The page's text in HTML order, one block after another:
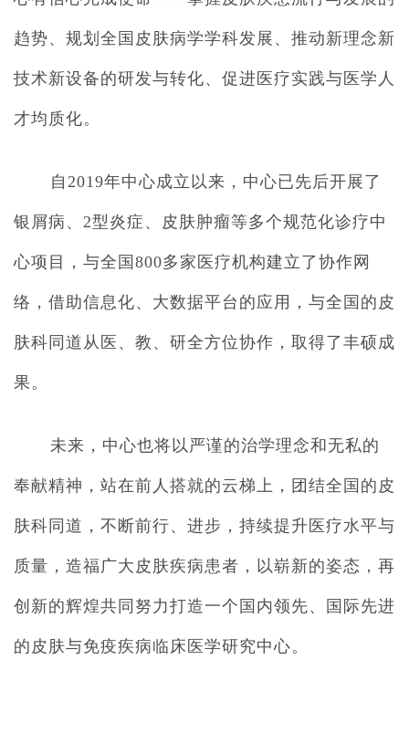
趋势、规划全国皮肤病学学科发展、推动新理念新
技术新设备的研发与转化、促进医疗实践与医学人
才均质化。
自2019年中心成立以来，中心已先后开展了
银屑病、2型炎症、皮肤肿瘤等多个规范化诊疗中
心项目，与全国800多家医疗机构建立了协作网
络，借助信息化、大数据平台的应用，与全国的皮
肤科同道从医、教、研全方位协作，取得了丰硕成
果。
未来，中心也将以严谨的治学理念和无私的
奉献精神，站在前人搭就的云梯上，团结全国的皮
肤科同道，不断前行、进步，持续提升医疗水平与
质量，造福广大皮肤疾病患者，以崭新的姿态，再
创新的辉煌共同努力打造一个国内领先、国际先进
的皮肤与免疫疾病临床医学研究中心。